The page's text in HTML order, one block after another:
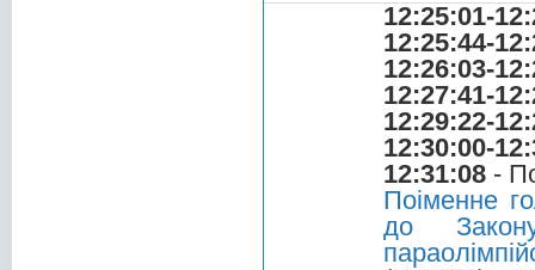
12:25:01-
12:25:44-
12:26:03-
12:27:41-
12:29:22-
12:30:00-
12:31:08 -
Поіменне
до